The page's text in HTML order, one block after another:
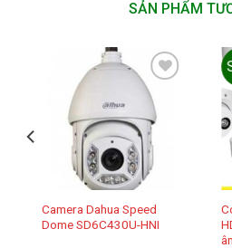
SẢN PHẨM
Add to
wishlist
Camera Dahua Speed
Dome SD6C430U-HNI